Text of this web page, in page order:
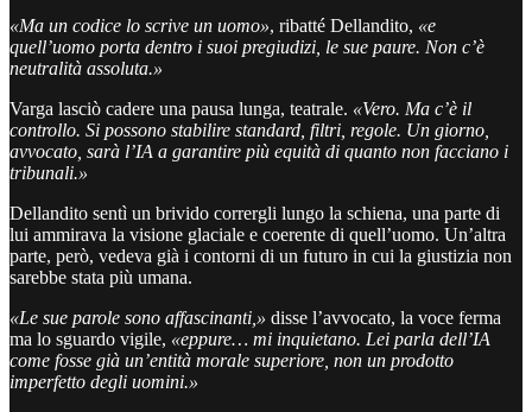
«Ma un codice lo scrive un uomo», ribatté Dellandito, «e
quell’uomo porta dentro i suoi pregiudizi, le sue paure. Non c’è
neutralità assoluta.»
Varga lasciò cadere una pausa lunga, teatrale. «Vero. Ma c’è il
controllo. Si possono stabilire standard, filtri, regole. Un giorno,
avvocato, sarà l’IA a garantire più equità di quanto non facciano i
tribunali.»
Dellandito sentì un brivido corrergli lungo la schiena, una parte di
lui ammirava la visione glaciale e coerente di quell’uomo. Un’altra
parte, però, vedeva già i contorni di un futuro in cui la giustizia non
sarebbe stata più umana.
«Le sue parole sono affascinanti,» disse l’avvocato, la voce ferma
ma lo sguardo vigile, «eppure… mi inquietano. Lei parla dell’IA
come fosse già un’entità morale superiore, non un prodotto
imperfetto degli uomini.»